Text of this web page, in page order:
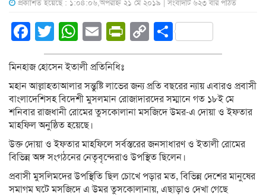
প্রকাশিত হয়েছে : ১:০৪:০৬,অপরাহ্ন ২১ মে ২০১৯ | সংবাদটি ৬২৩ বার পঠিত
Facebook
Twitter
WhatsApp
EmailPrintFriendly
Copy
Link
Share
মিনহাজ হোসেন ইতালী প্রতিনিধিঃ
মহান আল্লাহতাআলার সন্তুষ্টি লাভের জন্য প্রতি বছরের ন্যায় এবারও প্রবাসী
বাংলাদেশিসহ বিদেশী মুসলমান রোজাদারদের সম্মানে গত ১৮ই মে
শনিবার রাজধানী রোমের তুসকোলানা মসজিদে উমর-এ দোয়া ও ইফতার
মাহফিল অনুষ্ঠিত হয়েছে।
উক্ত দোয়া ও ইফতার মাহফিলে সর্বস্তরের জনসাধারণ ও ইতালী রোমের
বিভিন্ন অঙ্গ সংগঠনের নেতৃবৃন্দেরাও উপস্থিত ছিলেন।
প্রবাসী মুসলিমদের উপস্থিতি ছিল চোখে পড়ার মত, বিভিন্ন দেশের মানুষের
সমাগম ঘটে মসজিদে এ উমর তুসকোলানায়, এছাড়াও দেখা গেছে